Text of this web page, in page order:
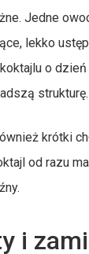
Jedne
lekko
o
strukturę.
krótki
od razu
i